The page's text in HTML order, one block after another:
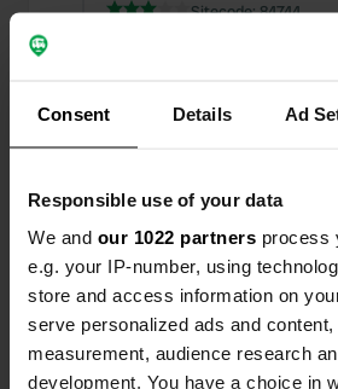
Consent Details Ad
Responsible use of your data
We and our 1022 partners process
e.g. your IP-number, using
store and access information on
serve personalized ads and
measurement, audience research
development. You have a choice in
Sitecode:84744
Leuke en rustige camping in
Supermarkt op enkele
fietsmogelijkheden. Zowel
magnetron tegenover.
Een foto toegevoegd aan
een locatie